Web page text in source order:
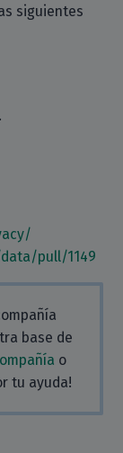
siguientes
pull/1149
base de
o
tu ayuda!